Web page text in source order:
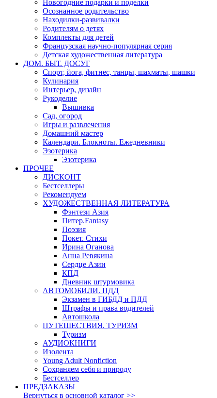
Новогодние подарки и поделки
Осознанное родительство
Находилки-развивалки
Родителям о детях
Комплекты для детей
Французская научно-популярная серия
Детская художественная литература
ДОМ. БЫТ. ДОСУГ
Спорт, йога, фитнес, танцы, шахматы, шашки
Кулинария
Интерьер, дизайн
Рукоделие
Вышивка
Сад, огород
Игры и развлечения
Домашний мастер
Календари. Блокноты. Ежедневники
Эзотерика
Эзотерика
ПРОЧЕЕ
ДИСКОНТ
Бестселлеры
Рекомендуем
ХУДОЖЕСТВЕННАЯ ЛИТЕРАТУРА
Фэнтези Азия
Питер.Fantasy
Поэзия
Покет. Стихи
Ирина Оганова
Анна Ревякина
Сердце Азии
КПД
Дневник штурмовика
АВТОМОБИЛИ. ПДД
Экзамен в ГИБДД и ПДД
Штрафы и права водителей
Автошкола
ПУТЕШЕСТВИЯ. ТУРИЗМ
Туризм
АУДИОКНИГИ
Изолента
Young Adult Nonfiction
Сохраняем себя и природу
Бестселлер
ПРЕДЗАКАЗЫ
Вернуться в основной каталог >>